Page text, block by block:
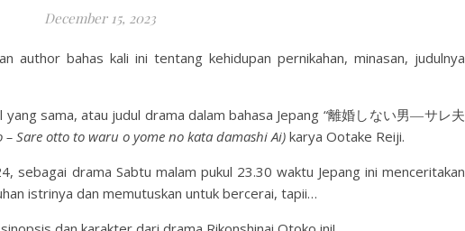
December 15, 2023
author bahas kali ini tentang kehidupan pernikahan, minasan, judulnya
sama, atau judul drama dalam bahasa Jepang “離婚しない男―サレ夫
– Sare otto to waru o yome no kata damashi Ai) karya Ootake Reiji.
sebagai drama Sabtu malam pukul 23.30 waktu Jepang ini menceritakan
istrinya dan memutuskan untuk bercerai, tapii…